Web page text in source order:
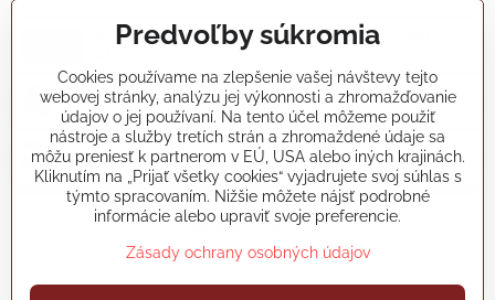
Realizácie záhradných jazierok, bazénov, fontán,
Články a blogy
Rady a návody
koikapre/?ref=hl
Predvoľby súkromia
Cookies používame na zlepšenie vašej návštevy tejto
webovej stránky, analýzu jej výkonnosti a zhromažďovanie
údajov o jej používaní. Na tento účel môžeme použiť
nástroje a služby tretích strán a zhromaždené údaje sa
môžu preniesť k partnerom v EÚ, USA alebo iných krajinách.
Kliknutím na „Prijať všetky cookies“ vyjadrujete svoj súhlas s
týmto spracovaním. Nižšie môžete nájsť podrobné
informácie alebo upraviť svoje preferencie.
Zásady ochrany osobných údajov